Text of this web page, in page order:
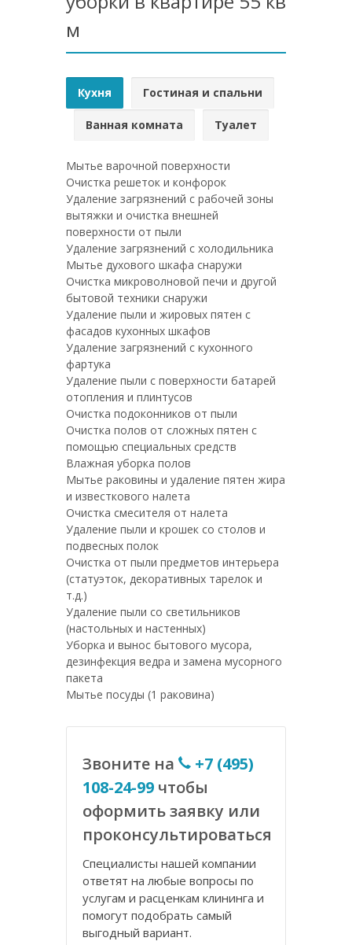
м
Кухня Гостиная и спальни
Ванная комната Туалет
Мытье варочной поверхности
Очистка решеток и конфорок
Удаление загрязнений с рабочей зоны
вытяжки и очистка внешней
поверхности от пыли
Удаление загрязнений с холодильника
Мытье духового шкафа снаружи
Очистка микроволновой печи и другой
бытовой техники снаружи
Удаление пыли и жировых пятен с
фасадов кухонных шкафов
Удаление загрязнений с кухонного
фартука
Удаление пыли с поверхности батарей
отопления и плинтусов
Очистка подоконников от пыли
Очистка полов от сложных пятен с
помощью специальных средств
Влажная уборка полов
Мытье раковины и удаление пятен жира
и известкового налета
Очистка смесителя от налета
Удаление пыли и крошек со столов и
подвесных полок
Очистка от пыли предметов интерьера
(статуэток, декоративных тарелок и
т.д.)
Удаление пыли со светильников
(настольных и настенных)
Уборка и вынос бытового мусора,
дезинфекция ведра и замена мусорного
пакета
Мытье посуды (1 раковина)
Звоните на
+7 (495)
108-24-99 чтобы
оформить заявку или
проконсультироваться
Специалисты нашей компании
ответят на любые вопросы по
услугам и расценкам клининга и
помогут подобрать самый
выгодный вариант.